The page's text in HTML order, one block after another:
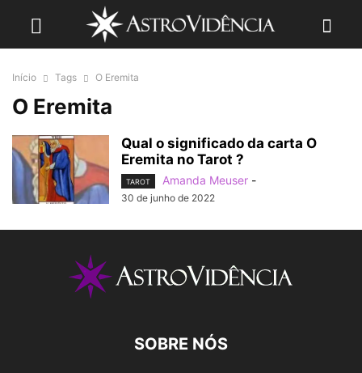
Início Tags O Eremita
O Eremita
Qual o significado da carta O
Eremita no Tarot ?
TAROT Amanda Meuser -
30 de junho de 2022
SOBRE NÓS